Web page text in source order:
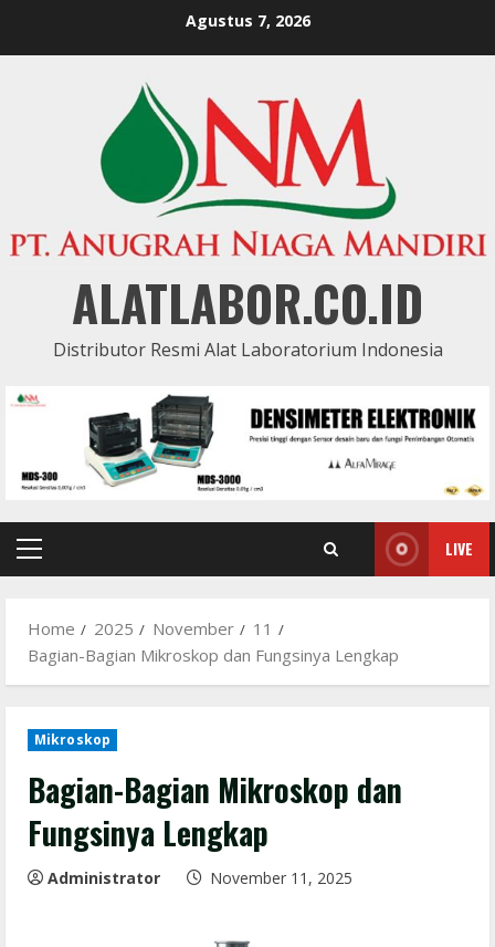
Agustus 7, 2026
ALATLABOR.CO.ID
Distributor Resmi Alat Laboratorium Indonesia
Primary
LIVE
Home 2025 November
11
Bagian-Bagian Mikroskop dan Fungsinya Lengkap
Mikroskop
Bagian-Bagian Mikroskop dan
Fungsinya Lengkap
Administrator November 11, 2025